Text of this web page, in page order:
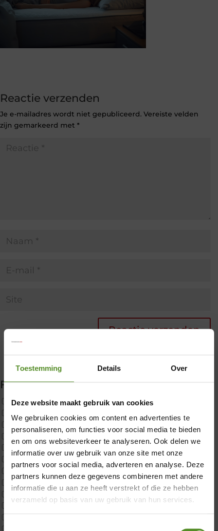
Toestemming Details Over
Deze website maakt gebruik van cookies
We gebruiken cookies om content en advertenties te
personaliseren, om functies voor social media te bieden
en om ons websiteverkeer te analyseren. Ook delen we
informatie over uw gebruik van onze site met onze
partners voor social media, adverteren en analyse. Deze
partners kunnen deze gegevens combineren met andere
informatie die u aan ze heeft verstrekt of die ze hebben
verzameld op basis van uw gebruik van hun services.
Toestemmingsselectie
Reactie verzenden
Je e-mailadres wordt niet gepubliceerd. Vereiste velden
zijn gemarkeerd met *
Filter producten
Uncategorized
Custom
CustomBoxspring
ErkendMatras 2 Pers
ErkendMatras twijfelaar product
Matrassen
×